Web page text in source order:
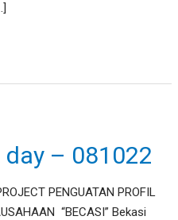
day – 081022
PENGUATAN PROFIL
“BECASI” Bekasi